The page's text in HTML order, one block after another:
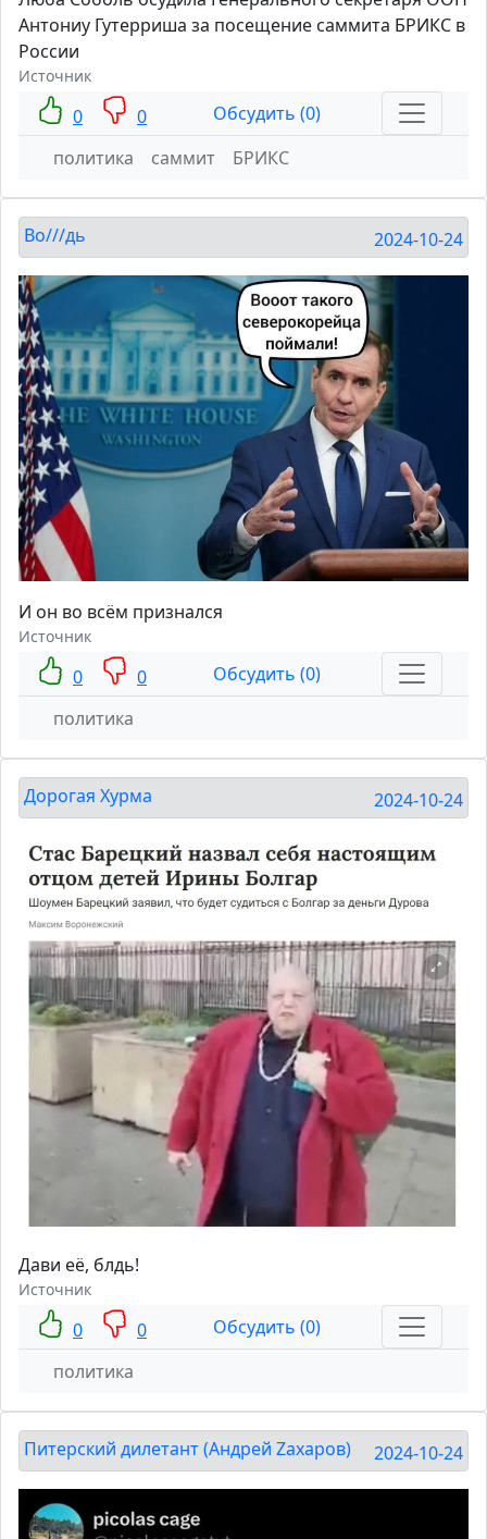
Антониу Гутерриша за посещение саммита БРИКС в
России
Источник
0 0
Обсудить (0)
политика
саммит БРИКС
Во///дь 2024-10-24
И он во всём признался
Источник
0 0
Обсудить (0)
политика
Дорогая Хурма 2024-10-24
Дави её, блдь!
Источник
0 0
Обсудить (0)
политика
Питерский дилетант (Андрей Zахаров) 2024-10-24